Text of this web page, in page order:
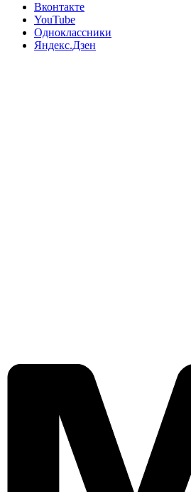
Вконтакте
YouTube
Одноклассники
Яндекс.Дзен